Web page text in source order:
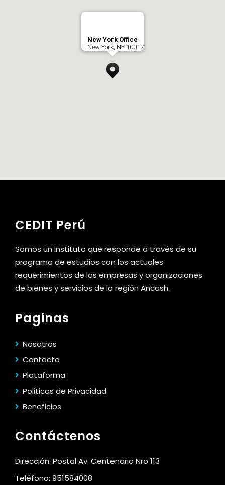
New York Office
New York, NY 10017
CEDIT Perú
Somos un instituto que responde a través de su
programa de estudios con los actuales
requerimientos de las empresas y organizaciones
de bienes y servicios de la región Ancash.
Paginas
Nosotros
Contacto
Plataforma
Politicas de Privacidad
Beneficios
Contáctenos
Dirección: Postal Av. Centenario Nro 113
Teléfono: 951584008